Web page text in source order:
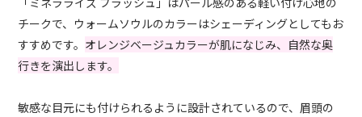
チークで、ウォームソウルのカラーはシェーディングとしてもお
すすめです。 オレンジベージュカラーが肌になじみ、自然な奥
行きを演出します。
敏感な目元にも付けられるように設計されているので、眉頭の